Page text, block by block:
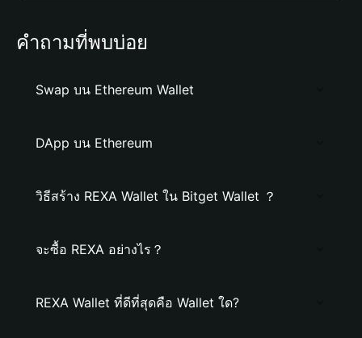
คำถามที่พบบ่อย
Swap บน Ethereum Wallet
DApp บน Ethereum
วิธีสร้าง REXA Wallet ใน Bitget Wallet ？
จะซื้อ REXA อย่างไร？
REXA Wallet ที่ดีที่สุดคือ Wallet ใด?